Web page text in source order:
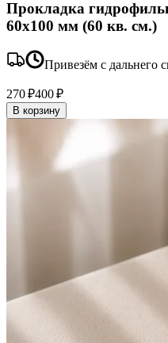
Прокладка
60x100 мм (60 кв. см.)
Привезём с дальнего
270 ₽400 ₽
В корзину